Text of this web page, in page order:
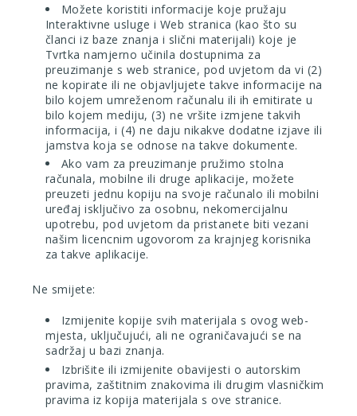
Možete koristiti informacije koje pružaju
Interaktivne usluge i Web stranica (kao što su
članci iz baze znanja i slični materijali) koje je
Tvrtka namjerno učinila dostupnima za
preuzimanje s web stranice, pod uvjetom da vi (2)
ne kopirate ili ne objavljujete takve informacije na
bilo kojem umreženom računalu ili ih emitirate u
bilo kojem mediju, (3) ne vršite izmjene takvih
informacija, i (4) ne daju nikakve dodatne izjave ili
jamstva koja se odnose na takve dokumente.
Ako vam za preuzimanje pružimo stolna
računala, mobilne ili druge aplikacije, možete
preuzeti jednu kopiju na svoje računalo ili mobilni
uređaj isključivo za osobnu, nekomercijalnu
upotrebu, pod uvjetom da pristanete biti vezani
našim licencnim ugovorom za krajnjeg korisnika
za takve aplikacije.
Ne smijete:
Izmijenite kopije svih materijala s ovog web-
mjesta, uključujući, ali ne ograničavajući se na
sadržaj u bazi znanja.
Izbrišite ili izmijenite obavijesti o autorskim
pravima, zaštitnim znakovima ili drugim vlasničkim
pravima iz kopija materijala s ove stranice.